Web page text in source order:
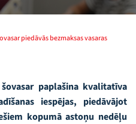
piedāvās bezmaksas vasaras
paplašina kvalitatīva
iespējas, piedāvājot
kopumā astoņu nedēļu